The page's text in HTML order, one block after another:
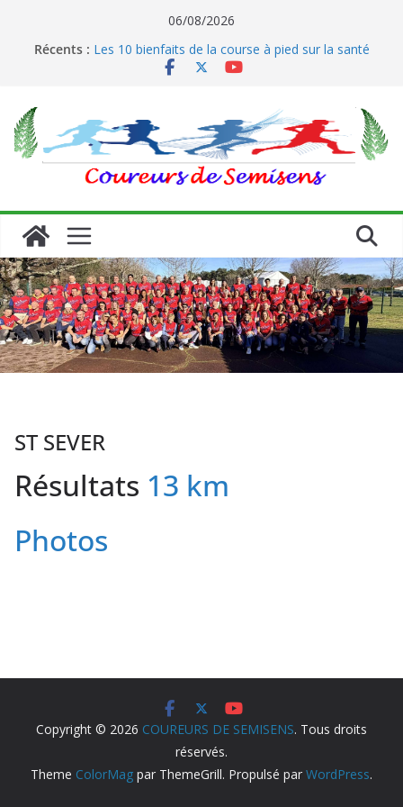
06/08/2026
Récents : Les 10 bienfaits de la course à pied sur la santé
ST SEVER
Résultats 13 km
Photos
Copyright © 2026 COUREURS DE SEMISENS. Tous droits
réservés.
Theme ColorMag par ThemeGrill. Propulsé par WordPress.